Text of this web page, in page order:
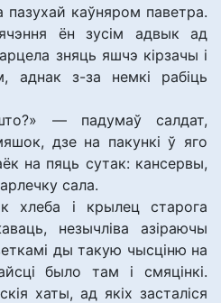
пазухай каўняром паветра.
ён зусім адвык ад
зняць яшчэ кірзачы і
аднак з-за немкі рабіць
— падумаў салдат,
дзе на пакункі ў яго
на пяць сутак: кансервы,
сала.
хлеба і крылец старога
незычліва азіраючы
ды такую чысціню на
было там і смяцінкі.
хаты, ад якіх засталіся